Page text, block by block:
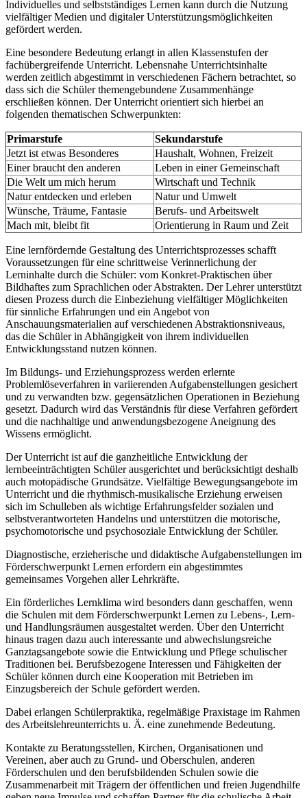
Individuelles und selbstständiges Lernen kann durch die Nutzung
vielfältiger Medien und digitaler Unterstützungsmöglichkeiten
gefördert werden.
Eine besondere Bedeutung erlangt in allen Klassenstufen der
fachübergreifende Unterricht. Lebensnahe Unterrichtsinhalte
werden zeitlich abgestimmt in verschiedenen Fächern betrachtet, so
dass sich die Schüler themengebundene Zusammenhänge
erschließen können. Der Unterricht orientiert sich hierbei an
folgenden thematischen Schwerpunkten:
Primarstufe
Sekundarstufe
Jetzt ist etwas Besonderes
Haushalt, Wohnen, Freizeit
Einer braucht den anderen
Leben in einer Gemeinschaft
Die Welt um mich herum
Wirtschaft und Technik
Natur entdecken und erleben
Natur und Umwelt
Wünsche, Träume, Fantasie
Berufs- und Arbeitswelt
Mach mit, bleibt fit
Orientierung in Raum und Zeit
Eine lernfördernde Gestaltung des Unterrichtsprozesses schafft
Voraussetzungen für eine schrittweise Verinnerlichung der
Lerninhalte durch die Schüler: vom Konkret-Praktischen über
Bildhaftes zum Sprachlichen oder Abstrakten. Der Lehrer unterstützt
diesen Prozess durch die Einbeziehung vielfältiger Möglichkeiten
für sinnliche Erfahrungen und ein Angebot von
Anschauungsmaterialien auf verschiedenen Abstraktionsniveaus,
das die Schüler in Abhängigkeit von ihrem individuellen
Entwicklungsstand nutzen können.
Im Bildungs- und Erziehungsprozess werden erlernte
Problemlöseverfahren in variierenden Aufgabenstellungen gesichert
und zu verwandten bzw. gegensätzlichen Operationen in Beziehung
gesetzt. Dadurch wird das Verständnis für diese Verfahren gefördert
und die nachhaltige und anwendungsbezogene Aneignung des
Wissens ermöglicht.
Der Unterricht ist auf die ganzheitliche Entwicklung der
lernbeeinträchtigten Schüler ausgerichtet und berücksichtigt deshalb
auch motopädische Grundsätze. Vielfältige Bewegungsangebote im
Unterricht und die rhythmisch-musikalische Erziehung erweisen
sich im Schulleben als wichtige Erfahrungsfelder sozialen und
selbstverantworteten Handelns und unterstützen die motorische,
psychomotorische und psychosoziale Entwicklung der Schüler.
Diagnostische, erzieherische und didaktische Aufgabenstellungen im
Förderschwerpunkt Lernen erfordern ein abgestimmtes
gemeinsames Vorgehen aller Lehrkräfte.
Ein förderliches Lernklima wird besonders dann geschaffen, wenn
die Schulen mit dem Förderschwerpunkt Lernen zu Lebens-, Lern-
und Handlungsräumen ausgestaltet werden. Über den Unterricht
hinaus tragen dazu auch interessante und abwechslungsreiche
Ganztagsangebote sowie die Entwicklung und Pflege schulischer
Traditionen bei. Berufsbezogene Interessen und Fähigkeiten der
Schüler können durch eine Kooperation mit Betrieben im
Einzugsbereich der Schule gefördert werden.
Dabei erlangen Schülerpraktika, regelmäßige Praxistage im Rahmen
des Arbeitslehreunterrichts u. Ä. eine zunehmende Bedeutung.
Kontakte zu Beratungsstellen, Kirchen, Organisationen und
Vereinen, aber auch zu Grund- und Oberschulen, anderen
Förderschulen und den berufsbildenden Schulen sowie die
Zusammenarbeit mit Trägern der öffentlichen und freien Jugendhilfe